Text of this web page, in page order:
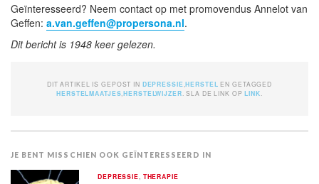
Geïnteresseerd? Neem contact op met promovendus Annelot van
Geffen: a.van.geffen@propersona.nl.
Dit bericht is 1948 keer gelezen.
DIT ARTIKEL IS GEPOST IN DEPRESSIE ,HERSTEL EN GETAGGED
HERSTELMAATJES ,HERSTELWIJZER . SLA DE LINK OPLINK
JE BENT MISSCHIEN OOK GEÏNTERESSEERD IN
DEPRESSIE THERAPIE